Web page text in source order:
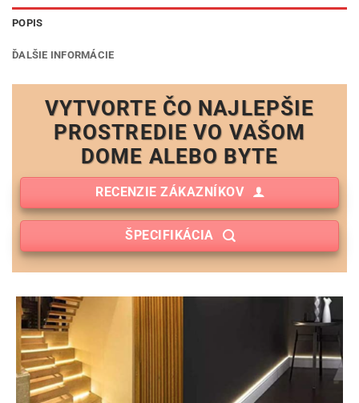
POPIS
ĎALŠIE INFORMÁCIE
VYTVORTE ČO NAJLEPŠIE
PROSTREDIE VO VAŠOM
DOME ALEBO BYTE
RECENZIE ZÁKAZNÍKOV
ŠPECIFIKÁCIA